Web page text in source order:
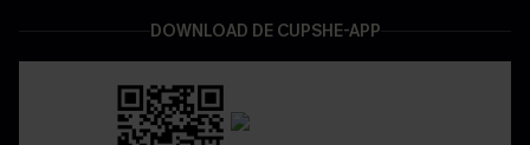
DOWNLOAD DE CUPSHE-APP